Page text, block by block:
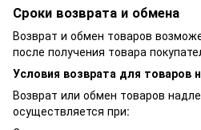
Сроки возврата и обмена
Возврат и обмен товаров
после получения товара
Условия возврата для товаров
Возврат или обмен товаров
осуществляется при: